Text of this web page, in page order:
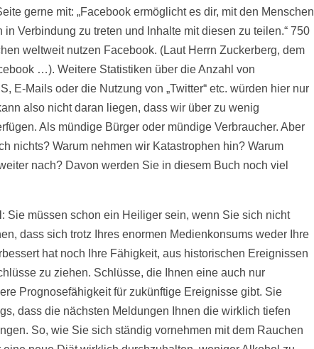
gerne mit: „Facebook ermöglicht es dir, mit den Menschen
in Verbindung zu treten und Inhalte mit diesen zu teilen.“ 750
weltweit nutzen Facebook. (Laut Herrn Zuckerberg, dem
…). Weitere Statistiken über die Anzahl von
E-Mails oder die Nutzung von „Twitter“ etc. würden hier nur
also nicht daran liegen, dass wir über zu wenig
Als mündige Bürger oder mündige Verbraucher. Aber
nichts? Warum nehmen wir Katastrophen hin? Warum
nach? Davon werden Sie in diesem Buch noch viel
Sie müssen schon ein Heiliger sein, wenn Sie sich nicht
dass sich trotz Ihres enormen Medienkonsums weder Ihre
hat noch Ihre Fähigkeit, aus historischen Ereignissen
zu ziehen. Schlüsse, die Ihnen eine auch nur
Prognosefähigkeit für zukünftige Ereignisse gibt. Sie
dass die nächsten Meldungen Ihnen die wirklich tiefen
So, wie Sie sich ständig vornehmen mit dem Rauchen